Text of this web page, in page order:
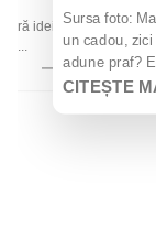
idei
Sursa foto:
un cadou,
adune praf?
CITEȘTE